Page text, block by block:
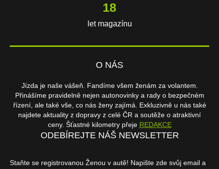
18
let magazínu
O NÁS
Jízda je naše vášeň. Fandíme všem ženám za volantem.
Přinášíme pravidelně nejen autonovinky a rady o bezpečném
řízení, ale také vše, co nás ženy zajímá. Exkluzivně u nás také
najdete aktuality z dopravy z celé ČR a soutěže o atraktivní
ceny. Šťastné kilometry přeje REDAKCE
ODEBÍREJTE NÁŠ NEWSLETTER
Staňte se registrovanou Ženou v autě! Napište zde svůj email a